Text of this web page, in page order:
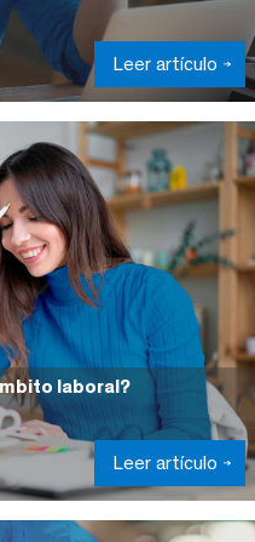
Leer artículo
laboral?
Leer artículo